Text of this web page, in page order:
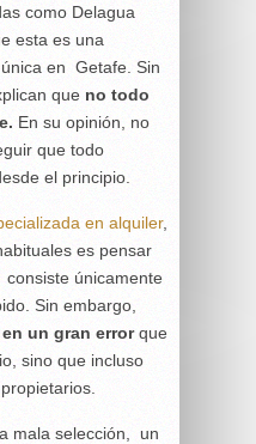
como Delagua
esta es una
en Getafe. Sin
que no todo
En su opinión, no
que todo
el principio.
en alquiler,
es pensar
únicamente
Sin embargo,
un gran errorque
sino que incluso
mala selección, un